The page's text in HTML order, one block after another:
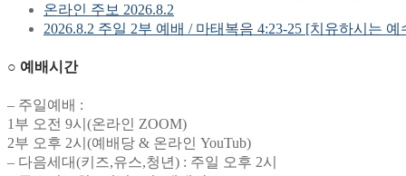
온라인 주보 2026.8.2
2026.8.2 주일 2부 예배 / 마태복음 4:23-25 [치유하시는 예
○ 예배시간
– 주일예배 :
1부 오전 9시(온라인 ZOOM)
2부 오후 2시(예배당 & 온라인 YouTub)
– 다음세대(키즈,유스,청년) : 주일 오후 2시